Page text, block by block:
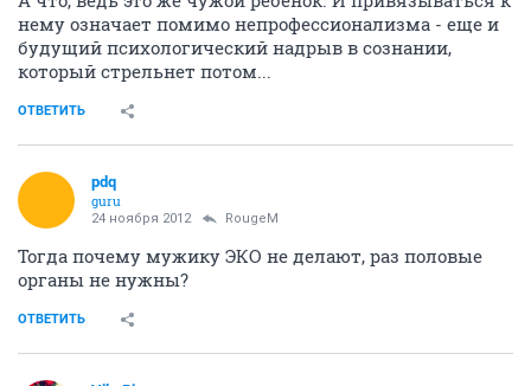
нему означает помимо непрофессионализма - еще и
будущий психологический надрыв в сознании,
который стрельнет потом...
ОТВЕТИТЬ
pdq
guru
24 ноября 2012 RougeM
Тогда почему мужику ЭКО не делают, раз половые
органы не нужны?
ОТВЕТИТЬ